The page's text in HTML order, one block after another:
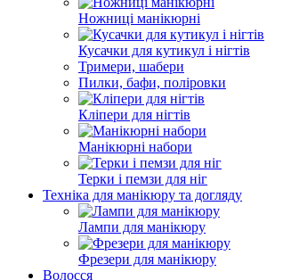
Ножниці манікюрні
Кусачки для кутикул і нігтів
Тримери, шабери
Пилки, бафи, поліровки
Кліпери для нігтів
Манікюрні набори
Терки і пемзи для ніг
Техніка для манікюру та догляду
Лампи для манікюру
Фрезери для манікюру
Волосся